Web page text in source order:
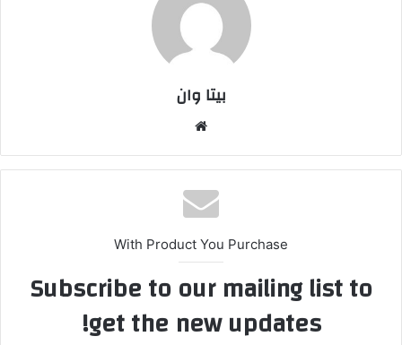
بیتا وان
With Product You Purchase
Subscribe to our mailing list to
get the new updates!